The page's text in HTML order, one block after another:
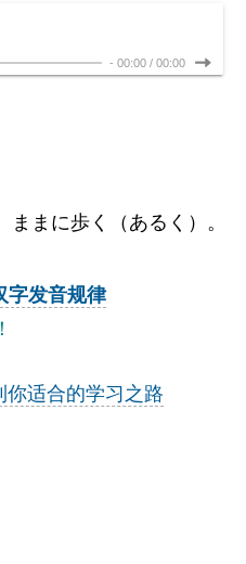
- 00:00 / 00:00
まに歩く（あるく）。
字发音规律
适合的学习之路